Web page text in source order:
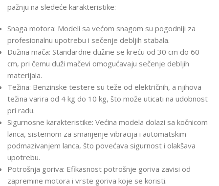
pažnju na sledeće karakteristike:
Snaga motora: Modeli sa većom snagom su pogodniji za
profesionalnu upotrebu i sečenje debljih stabala.
Dužina mača: Standardne dužine se kreću od 30 cm do 60
cm, pri čemu duži mačevi omogućavaju sečenje debljih
materijala.
Težina: Benzinske testere su teže od električnih, a njihova
težina varira od 4 kg do 10 kg, što može uticati na udobnost
pri radu.
Sigurnosne karakteristike: Većina modela dolazi sa kočnicom
lanca, sistemom za smanjenje vibracija i automatskim
podmazivanjem lanca, što povećava sigurnost i olakšava
upotrebu.
Potrošnja goriva: Efikasnost potrošnje goriva zavisi od
zapremine motora i vrste goriva koje se koristi.